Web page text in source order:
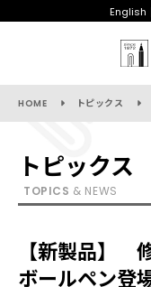
English
HOME トピックス
トピックス
TOPICS & NEWS
【新製品】
ボールペン登